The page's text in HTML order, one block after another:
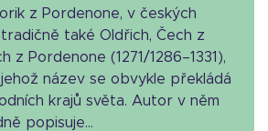
z Pordenone, v českých
také Oldřich, Čech z
z Pordenone (1271/1286–1331),
název se obvykle překládá
krajů světa. Autor v něm
popisuje...